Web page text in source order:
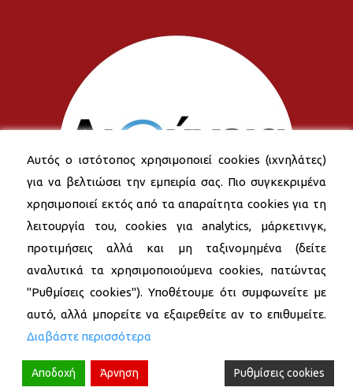
© 2026 Δήμος Νέας Σμύρνης
Αυτός ο ιστότοπος χρησιμοποιεί cookies (ιχνηλάτες)
για να βελτιώσει την εμπειρία σας. Πιο συγκεκριμένα
χρησιμοποιεί εκτός από τα απαραίτητα cookies για τη
λειτουργία του, cookies για analytics, μάρκετινγκ,
προτιμήσεις αλλά και μη ταξινομημένα (δείτε
αναλυτικά τα χρησιμοποιούμενα cookies, πατώντας
"Ρυθμίσεις cookies"). Υποθέτουμε ότι συμφωνείτε με
αυτό, αλλά μπορείτε να εξαιρεθείτε αν το επιθυμείτε.
Διαβάστε περισσότερα
Αποδοχή Άρνηση Ρυθμίσεις cookies